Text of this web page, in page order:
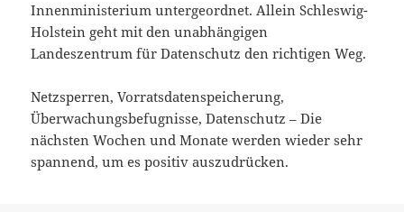
Innenministerium untergeordnet. Allein Schleswig-
Holstein geht mit den unabhängigen
Landeszentrum für Datenschutz den richtigen Weg.
Netzsperren, Vorratsdatenspeicherung,
Überwachungsbefugnisse, Datenschutz – Die
nächsten Wochen und Monate werden wieder sehr
spannend, um es positiv auszudrücken.